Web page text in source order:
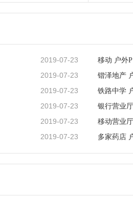
2019-07-23 移动 户外
2019-07-23 锴泽地产
2019-07-23 铁路中学
2019-07-23 银行营业
2019-07-23 移动营业
2019-07-23 多家药店